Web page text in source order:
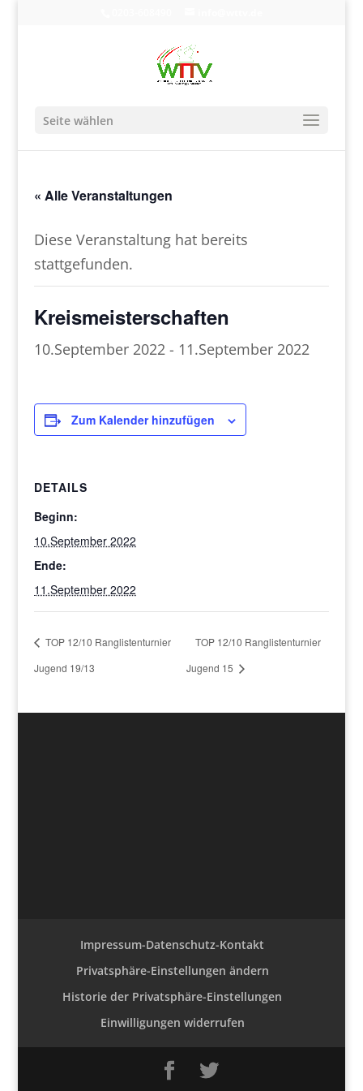
Seite wählen
« Alle Veranstaltungen
Diese Veranstaltung hat bereits
stattgefunden.
Kreismeisterschaften
10.September 2022 - 11.September 2022
Zum Kalender hinzufügen
DETAILS
Beginn:
10.September 2022
Ende:
11.September 2022
TOP 12/10 Ranglistenturnier
Jugend 19/13
TOP 12/10 Ranglistenturnier
Jugend 15
Impressum-Datenschutz-Kontakt
Privatsphäre-Einstellungen ändern
Historie der Privatsphäre-Einstellungen
Einwilligungen widerrufen